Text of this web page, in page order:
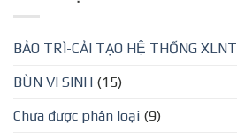
BẢO TRÌ-CẢI TẠO HỆ THỐNG XLNT
BÙN VI SINH (15)
Chưa được phân loại (9)